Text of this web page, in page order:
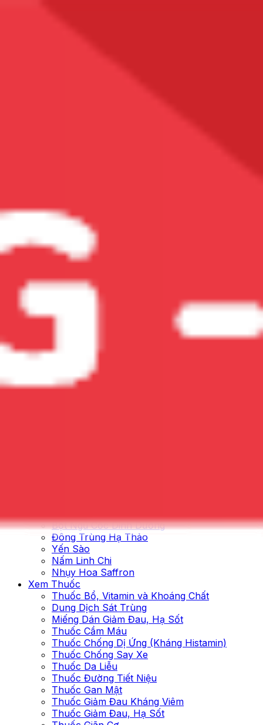
Bổ Sung Magiê (Mg)
Bổ Sung Sắt (Fe)
Bổ Sung Canxi (Ca)
Xem Tất Cả
Collagen
Omega 3-6-9
Men Vi sinh
Vitamin Cho Bé
Vitamin Cho Mẹ Bầu
Bột Ngũ Cốc Dinh Dưỡng
Đông Trùng Hạ Thảo
Yến Sào
Nấm Linh Chi
Nhụy Hoa Saffron
Xem Thuốc
Thuốc Bổ, Vitamin và Khoáng Chất
Dung Dịch Sát Trùng
Miếng Dán Giảm Đau, Hạ Sốt
Thuốc Cầm Máu
Thuốc Chống Dị Ứng (Kháng Histamin)
Thuốc Chống Say Xe
Thuốc Da Liễu
Thuốc Đường Tiết Niệu
Thuốc Gan Mật
Thuốc Giảm Đau Kháng Viêm
Thuốc Giảm Đau, Hạ Sốt